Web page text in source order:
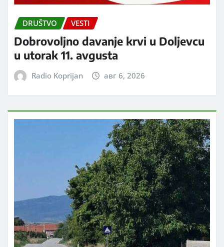
DRUŠTVO VESTI
Dobrovoljno davanje krvi u Doljevcu
u utorak 11. avgusta
Radio Koprijan авг 6, 2026